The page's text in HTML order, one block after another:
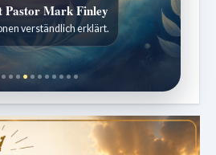
Pastor Mark Finley
verständlich erklärt.